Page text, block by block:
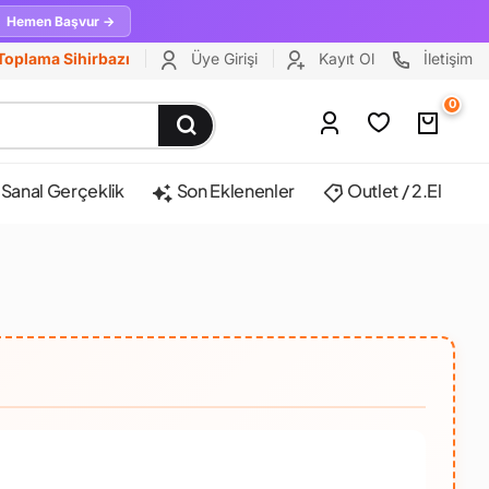
Hemen Başvur →
Sihirbazı Üye Girişi Kayıt Ol İletişim
0
Sanal Gerçeklik Son Eklenenler Outlet / 2.El